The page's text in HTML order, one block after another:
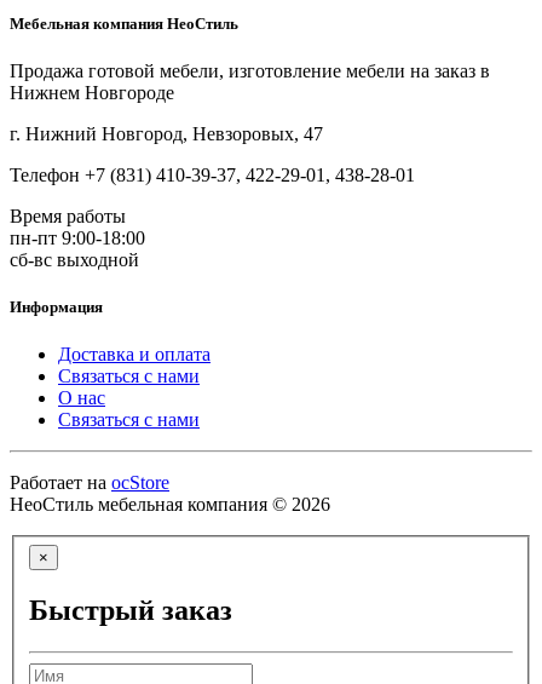
Мебельная компания НеоСтиль
Продажа готовой мебели, изготовление мебели на заказ в
Нижнем Новгороде
г. Нижний Новгород, Невзоровых, 47
Телефон +7 (831) 410-39-37, 422-29-01, 438-28-01
Время работы
пн-пт 9:00-18:00
сб-вс выходной
Информация
Доставка и оплата
Связаться с нами
О нас
Связаться с нами
Работает на ocStore
НеоСтиль мебельная компания © 2026
×
Быстрый заказ